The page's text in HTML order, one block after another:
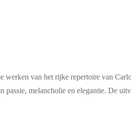
werken van het rijke repertoire van
passie, melancholie en elegantie. De